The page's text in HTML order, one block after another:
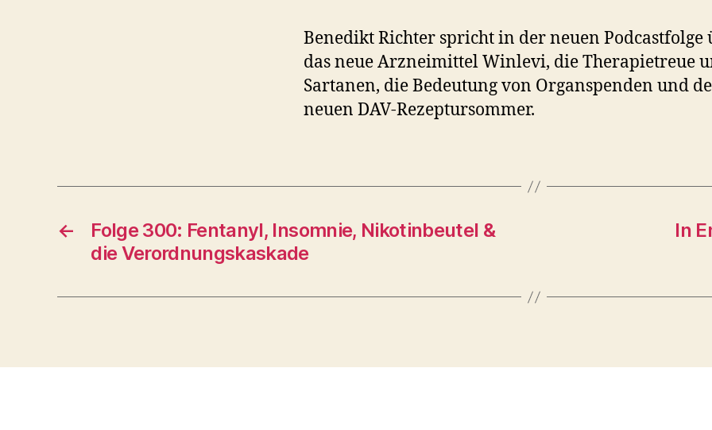
Benedikt Richter spricht in der neuen Podcastfolge
das neue Arzneimittel Winlevi, die Therapietreue
Sartanen, die Bedeutung von Organspenden und
neuen DAV-Rezeptursommer.
←
Folge 300: Fentanyl, Insomnie, Nikotinbeutel &
die Verordnungskaskade
In